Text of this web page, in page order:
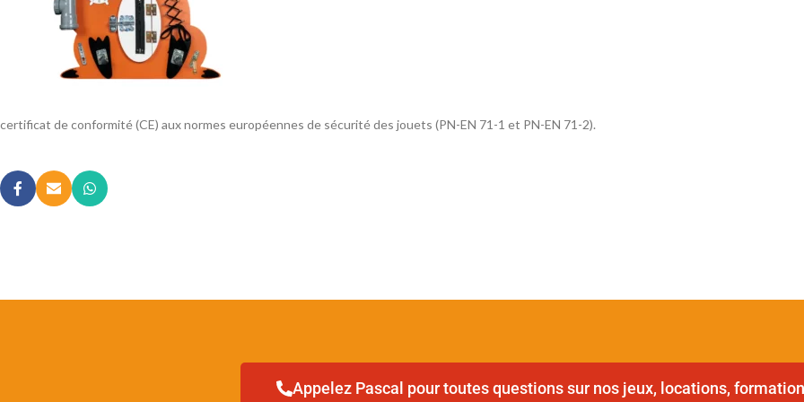
certificat de conformité (CE) aux normes européennes de sécurité des jouets (PN-EN 71-1 et PN-EN 71-2).
Appelez Pascal pour toutes questions sur nos jeux, locations,